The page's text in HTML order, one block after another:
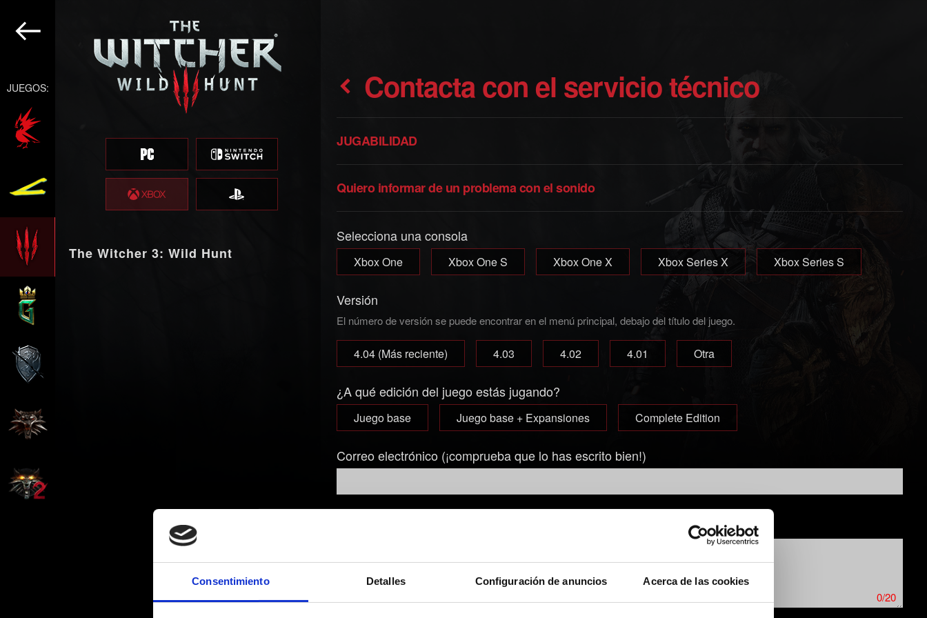
Consentimiento Detalles Configuración de anuncios Acerca de las cookies
JUEGOS:
The Witcher 3: Wild Hunt
Contacta con el servicio técnico
JUGABILIDAD
Quiero informar de un problema con el sonido
Selecciona una consola
Xbox One Xbox One S Xbox One X Xbox Series X Xbox Series S
Versión
El número de versión se puede encontrar en el menú principal, debajo del título del juego.
4.04 (Más reciente) 4.03 4.02 4.01 Otra
¿A qué edición del juego estás jugando?
Juego base Juego base + Expansiones Complete Edition
Correo electrónico (¡comprueba que lo has escrito bien!)
0/20